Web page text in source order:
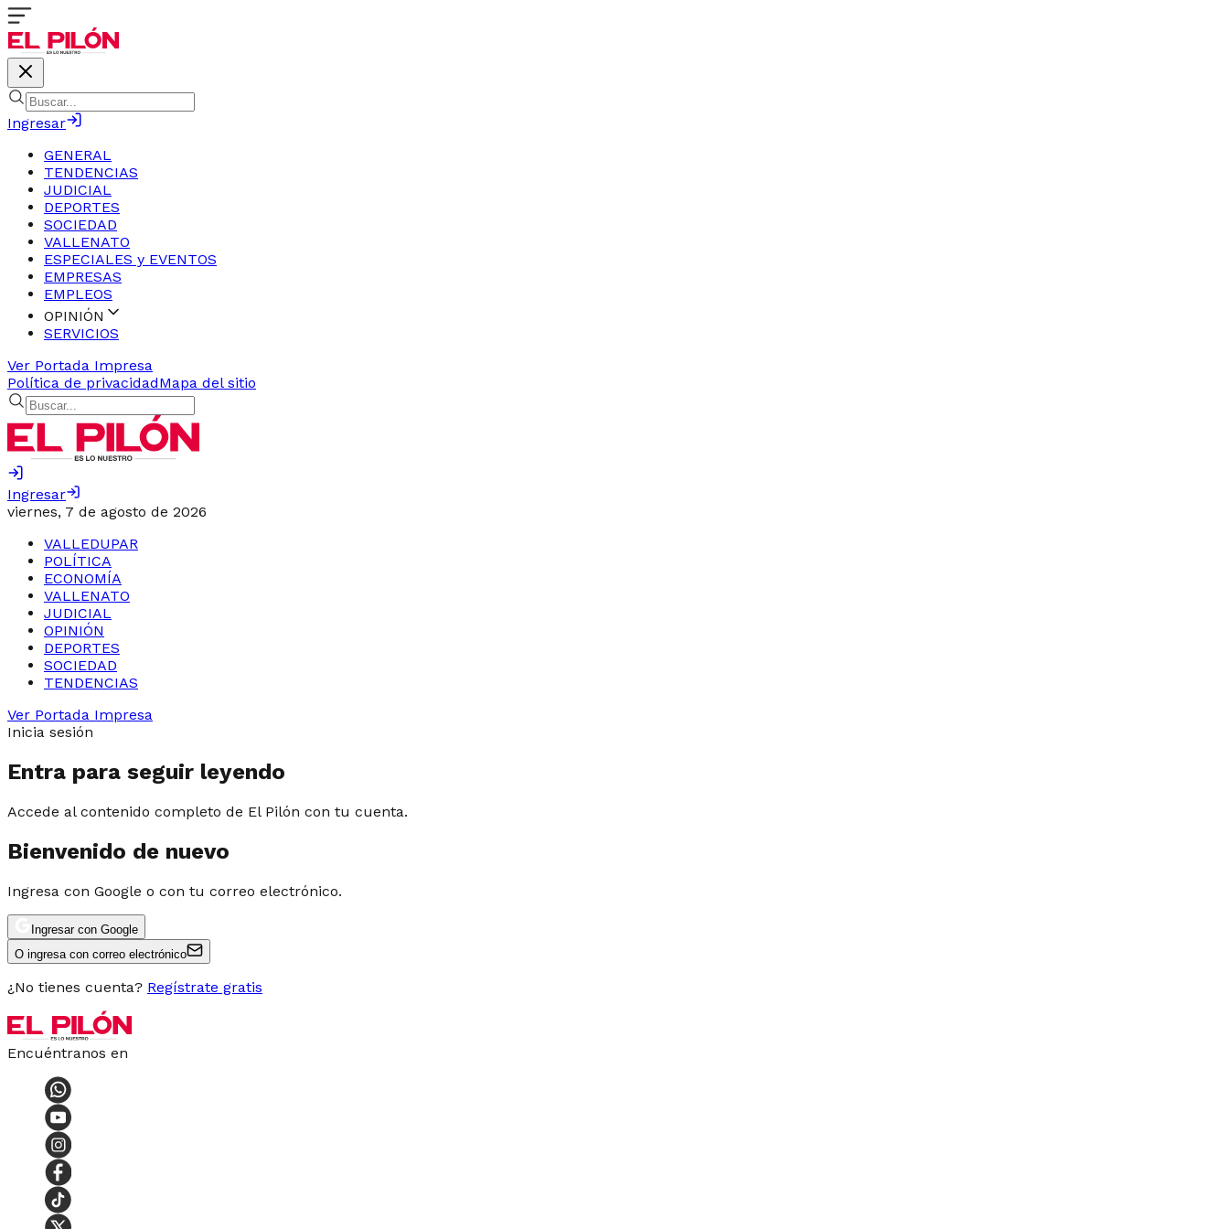
Ingresar
GENERAL
TENDENCIAS
JUDICIAL
DEPORTES
SOCIEDAD
VALLENATO
ESPECIALES y EVENTOS
EMPRESAS
EMPLEOS
OPINIÓN
SERVICIOS
Ver Portada Impresa
Política de privacidadMapa del sitio
Ingresar
viernes, 7 de agosto de 2026
VALLEDUPAR
POLÍTICA
ECONOMÍA
VALLENATO
JUDICIAL
OPINIÓN
DEPORTES
SOCIEDAD
TENDENCIAS
Ver Portada Impresa
Inicia sesión
Entra para seguir leyendo
Accede al contenido completo de El Pilón con tu cuenta.
Bienvenido de nuevo
Ingresa con Google o con tu correo electrónico.
Ingresar con Google
O ingresa con correo electrónico
¿No tienes cuenta? Regístrate gratis
Encuéntranos en